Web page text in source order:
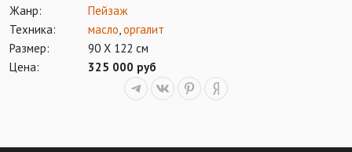
Жанр:
Пейзаж
Техника:
масло оргалит
Размер:
90 Х 122 см
Цена:
325 000 руб